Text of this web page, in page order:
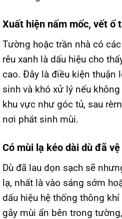
Xuất hiện nấm mốc, vết ố
Tường hoặc trần nhà có
rêu xanh là dấu hiệu cho
cao. Đây là điều kiện thuận
sinh và khó xử lý nếu
khu vực như góc tủ, sau
nơi phát sinh mùi.
Có mùi lạ kéo dài dù đã
Dù đã lau dọn sạch sẽ
lạ, nhất là vào sáng sớm
dấu hiệu hệ thống thông
gây mùi ẩn bên trong